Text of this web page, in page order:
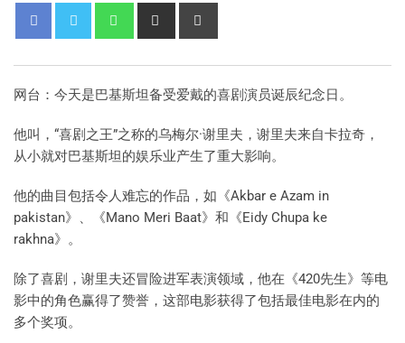
网台：今天是巴基斯坦备受爱戴的喜剧演员诞辰纪念日。
他叫，“喜剧之王”之称的乌梅尔·谢里夫，谢里夫来自卡拉奇，
从小就对巴基斯坦的娱乐业产生了重大影响。
他的曲目包括令人难忘的作品，如《Akbar e Azam in
pakistan》、《Mano Meri Baat》和《Eidy Chupa ke
rakhna》。
除了喜剧，谢里夫还冒险进军表演领域，他在《420先生》等电
影中的角色赢得了赞誉，这部电影获得了包括最佳电影在内的
多个奖项。